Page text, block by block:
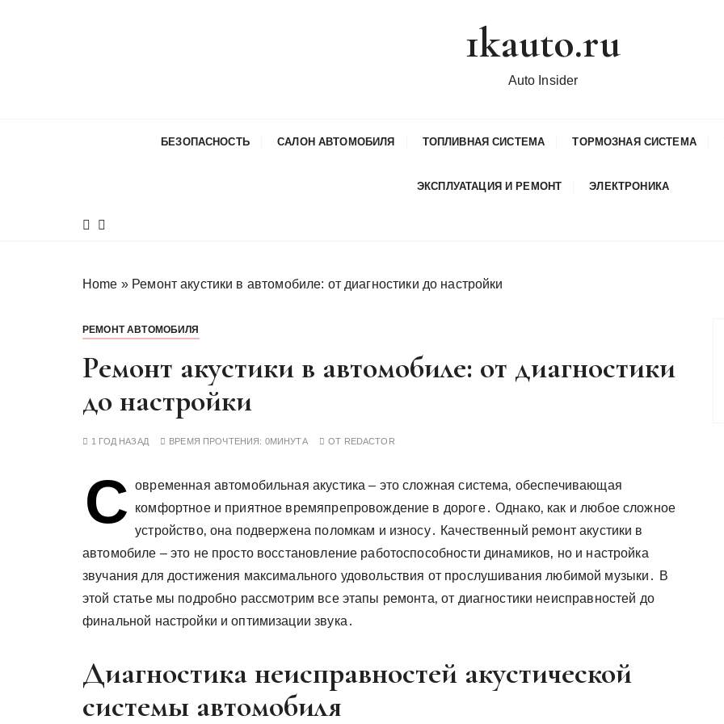
1kauto.ru
Auto Insider
БЕЗОПАСНОСТЬ САЛОН АВТОМОБИЛЯ ТОПЛИВНАЯ СИСТЕМА ТОРМОЗНАЯ СИСТЕМА
ЭКСПЛУАТАЦИЯ И РЕМОНТ ЭЛЕКТРОНИКА
Home » Ремонт акустики в автомобиле: от диагностики до настройки
РЕМОНТ АВТОМОБИЛЯ
Ремонт акустики в автомобиле: от диагностики
до настройки
1 ГОД НАЗАД ВРЕМЯ ПРОЧТЕНИЯ: 0МИНУТА ОТ REDACTOR
С овременная автомобильная акустика – это сложная система‚ обеспечивающая
комфортное и приятное времяпрепровождение в дороге․ Однако‚ как и любое сложное
устройство‚ она подвержена поломкам и износу․ Качественный ремонт акустики в
автомобиле – это не просто восстановление работоспособности динамиков‚ но и настройка
звучания для достижения максимального удовольствия от прослушивания любимой музыки․ В
этой статье мы подробно рассмотрим все этапы ремонта‚ от диагностики неисправностей до
финальной настройки и оптимизации звука․
Диагностика неисправностей акустической
системы автомобиля